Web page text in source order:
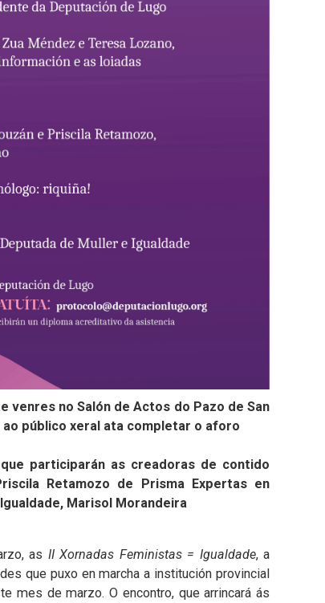
venres no Salón de Actos do Pazo de San
público xeral ata completar o aforo
participarán as creadoras de contido
Retamozo de Prisma Expertas en
Marisol Morandeira
as II Xornadas Feministas = Igualdade, a
que puxo en marcha a institución provincial
mes de marzo. O encontro, que arrincará ás